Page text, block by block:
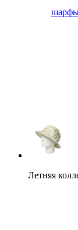
Летняя